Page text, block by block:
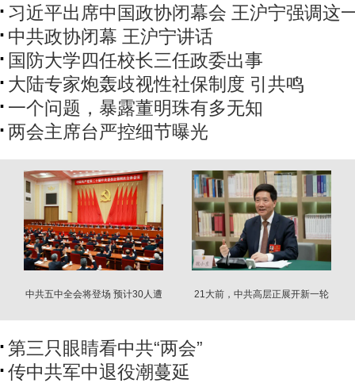
习近平出席中国政协闭幕会 王沪宁强调这
中共政协闭幕 王沪宁讲话
国防大学四任校长三任政委出事
大陆专家炮轰歧视性社保制度 引共鸣
一个问题，暴露董明珠有多无知
两会主席台严控细节曝光
中共五中全会将登场 预计30人遭
21大前，中共高层正展开新一轮
第三只眼睛看中共“两会”
传中共军中退役潮蔓延